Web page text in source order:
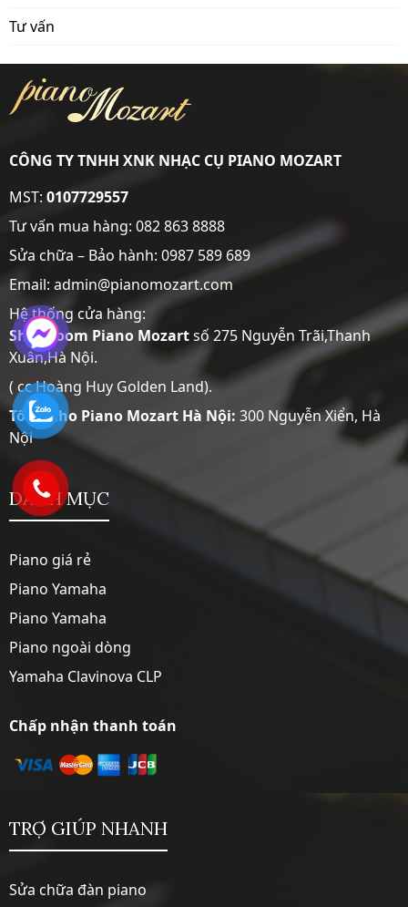
Tư vấn
CÔNG TY TNHH XNK NHẠC CỤ PIANO MOZART
MST:0107729557
Tư vấn mua hàng: 082 863 8888
Sửa chữa – Bảo hành: 0987 589 689
Email: admin@pianomozart.com
Hệ thống cửa hàng:
Showroom Piano Mozartsố 275 Nguyễn Trãi,Thanh
Xuân,Hà Nội.
( cc Hoàng Huy Golden Land).
Tổng Kho Piano Mozart Hà Nội: 300 Nguyễn Xiển, Hà
Nội
DANH MỤC
Piano giá rẻ
Piano Yamaha
Piano Yamaha
Piano ngoài dòng
Yamaha Clavinova CLP
Chấp nhận thanh toán
TRỢ GIÚP NHANH
Sửa chữa đàn piano